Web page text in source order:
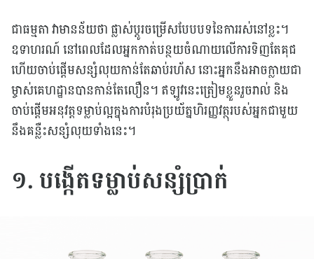
ជាធម្មតា វាមានន័យថា ផ្លាស់ប្តូរចម្រើសបែបបទនៃការរស់នៅខ្លះ។
ឧទាហរណ៍ នៅពេលដែលអ្នកកាត់បន្ថយចំណាយលើការទិញតែគុជ
ហើយចាប់ផ្តើមសន្សំលុយកាន់តែឆាប់រហ័ស នោះអ្នកនឹងអាចក្លាយជា
ម្ចាស់គេហដ្ឋានបានកាន់តែលឿន។ ឥឡូវនេះត្រៀមខ្លួនរួចរាល់ និង
ចាប់ផ្តើមអនុវត្តទម្លាប់ល្អក្នុងការបំរុងប្រយ័ត្នហិរញ្ញវត្ថុរបស់អ្នកជាមួយ
នឹងគន្លឺះសន្សំលុយទាំងនេះ។
១. បង្កើតទម្លាប់សន្សំប្រាក់